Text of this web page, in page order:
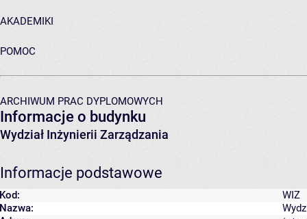
AKADEMIKI
POMOC
ARCHIWUM PRAC DYPLOMOWYCH
Informacje o budynku
Wydział Inżynierii Zarządzania
Informacje podstawowe
Kod:
WIZ
Nazwa: